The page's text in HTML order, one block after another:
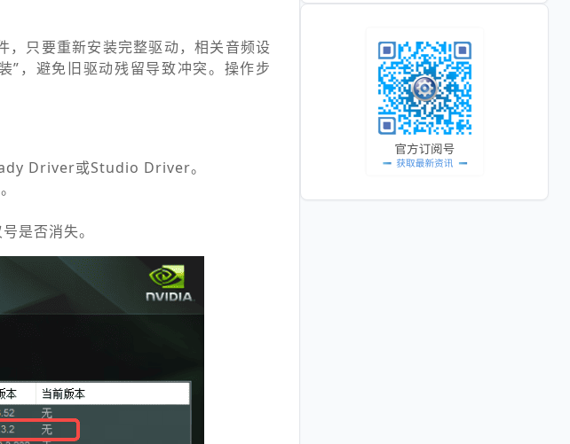
只要重新安装完整驱动，相关音频设
”，避免旧驱动残留导致冲突。操作步
Driver或Studio Driver。
是否消失。